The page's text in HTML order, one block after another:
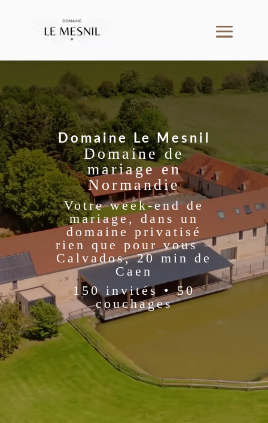
Domaine Le Mesnil
Domaine de
mariage en
Normandie
Votre week-end de
mariage, dans un
domaine privatisé
rien que pour vous –
Calvados, 20 min de
Caen
150 invités • 50
couchages